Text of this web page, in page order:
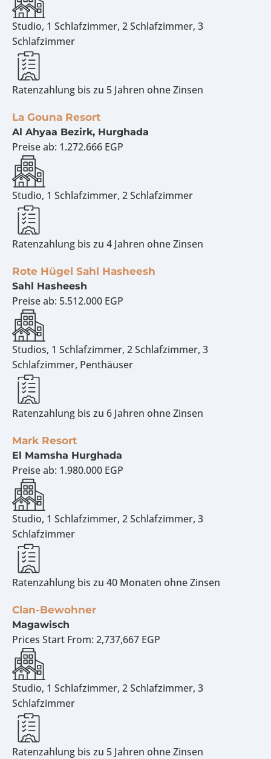
Studio, 1 Schlafzimmer, 2 Schlafzimmer, 3
Schlafzimmer
Ratenzahlung bis zu 5 Jahren ohne Zinsen
La Gouna Resort
Al Ahyaa Bezirk, Hurghada
Preise ab: 1.272.666 EGP
Studio, 1 Schlafzimmer, 2 Schlafzimmer
Ratenzahlung bis zu 4 Jahren ohne Zinsen
Rote Hügel Sahl Hasheesh
Sahl Hasheesh
Preise ab: 5.512.000 EGP
Studios, 1 Schlafzimmer, 2 Schlafzimmer, 3
Schlafzimmer, Penthäuser
Ratenzahlung bis zu 6 Jahren ohne Zinsen
Mark Resort
El Mamsha Hurghada
Preise ab: 1.980.000 EGP
Studio, 1 Schlafzimmer, 2 Schlafzimmer, 3
Schlafzimmer
Ratenzahlung bis zu 40 Monaten ohne Zinsen
Clan-Bewohner
Magawisch
Prices Start From: 2,737,667 EGP
Studio, 1 Schlafzimmer, 2 Schlafzimmer, 3
Schlafzimmer
Ratenzahlung bis zu 5 Jahren ohne Zinsen